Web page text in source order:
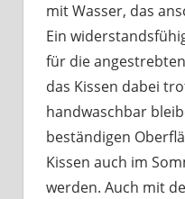
mit Wasser, das
Ein
für die
das Kissen dabei
handwaschbar
beständigen
Kissen auch im
werden. Auch mit